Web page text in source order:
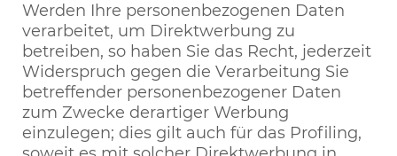
Werden Ihre personenbezogenen Daten
verarbeitet, um Direktwerbung zu
betreiben, so haben Sie das Recht, jederzeit
Widerspruch gegen die Verarbeitung Sie
betreffender personenbezogener Daten
zum Zwecke derartiger Werbung
einzulegen; dies gilt auch für das Profiling,